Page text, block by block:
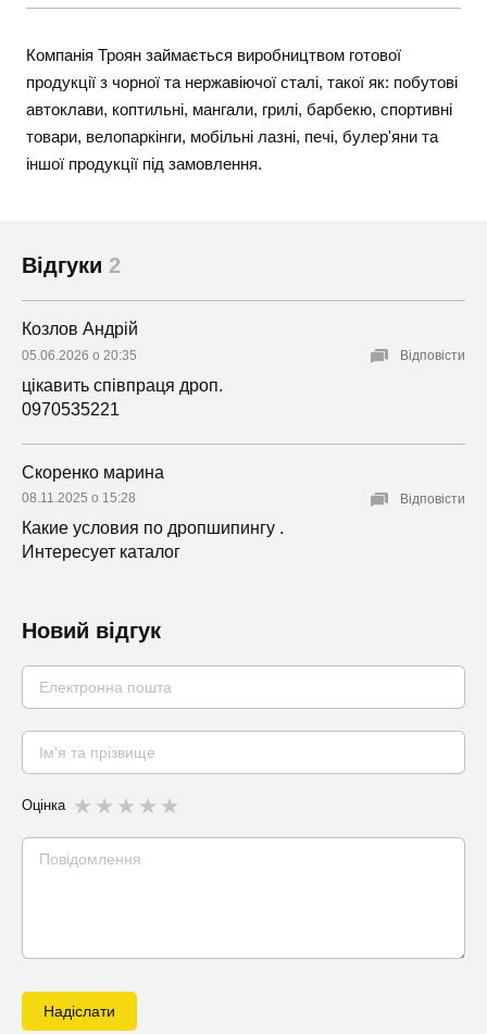
Компанія Троян займається виробництвом готової
продукції з чорної та нержавіючої сталі, такої як: побутові
автоклави, коптильні, мангали, грилі, барбекю, спортивні
товари, велопаркінги, мобільні лазні, печі, булер'яни та
іншої продукції під замовлення.
Відгуки 2
Козлов Андрій
05.06.2026 о 20:35
цікавить співпраця дроп.
0970535221
Відповісти
Скоренко марина
08.11.2025 о 15:28
Какие условия по дропшипингу .
Интересует каталог
Відповісти
Новий відгук
Оцінка
Надіслати